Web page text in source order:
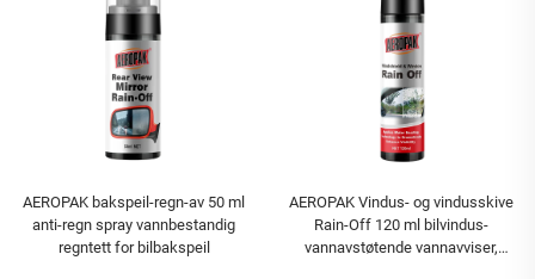
AEROPAK bakspeil-regn-av 50 ml
anti-regn spray vannbestandig
regntett for bilbakspeil
AEROPAK Vindus- og vindusskive
Rain-Off 120 ml bilvindus-
vannavstøtende vannavviser,